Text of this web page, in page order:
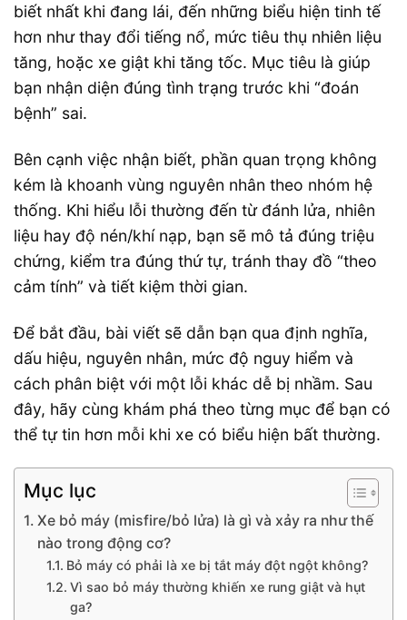
biết nhất khi đang lái, đến những biểu hiện tinh tế
hơn như thay đổi tiếng nổ, mức tiêu thụ nhiên liệu
tăng, hoặc xe giật khi tăng tốc. Mục tiêu là giúp
bạn nhận diện đúng tình trạng trước khi “đoán
bệnh” sai.
Bên cạnh việc nhận biết, phần quan trọng không
kém là khoanh vùng nguyên nhân theo nhóm hệ
thống. Khi hiểu lỗi thường đến từ đánh lửa, nhiên
liệu hay độ nén/khí nạp, bạn sẽ mô tả đúng triệu
chứng, kiểm tra đúng thứ tự, tránh thay đồ “theo
cảm tính” và tiết kiệm thời gian.
Để bắt đầu, bài viết sẽ dẫn bạn qua định nghĩa,
dấu hiệu, nguyên nhân, mức độ nguy hiểm và
cách phân biệt với một lỗi khác dễ bị nhầm. Sau
đây, hãy cùng khám phá theo từng mục để bạn có
thể tự tin hơn mỗi khi xe có biểu hiện bất thường.
Mục lục
Xe bỏ máy (misfire/bỏ lửa) là gì và xảy ra như thế
nào trong động cơ?
Bỏ máy có phải là xe bị tắt máy đột ngột không?
Vì sao bỏ máy thường khiến xe rung giật và hụt
ga?